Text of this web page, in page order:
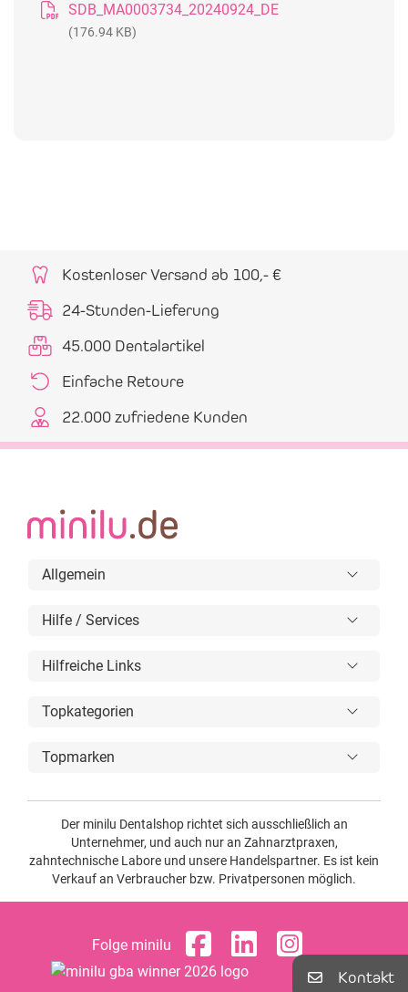
SDB_MA0003734_20240924_DE
(176.94 KB)
Kontakt
Kostenloser Versand ab 100,- €
24-Stunden-Lieferung
45.000 Dentalartikel
Einfache Retoure
22.000 zufriedene Kunden
Allgemein
Hilfe / Services
Hilfreiche Links
Topkategorien
Topmarken
Der minilu Dentalshop richtet sich ausschließlich an
Unternehmer, und auch nur an Zahnarztpraxen,
zahntechnische Labore und unsere Handelspartner. Es ist kein
Verkauf an Verbraucher bzw. Privatpersonen möglich.
Folge minilu